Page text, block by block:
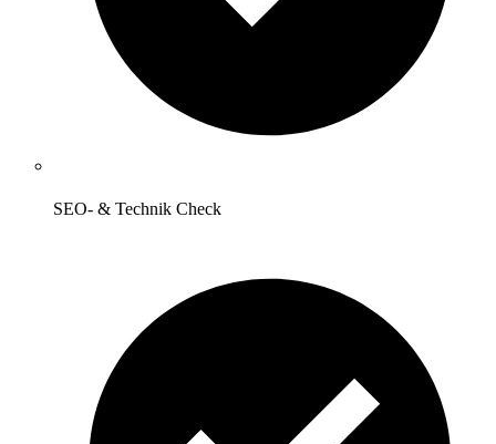
SEO- & Technik Check